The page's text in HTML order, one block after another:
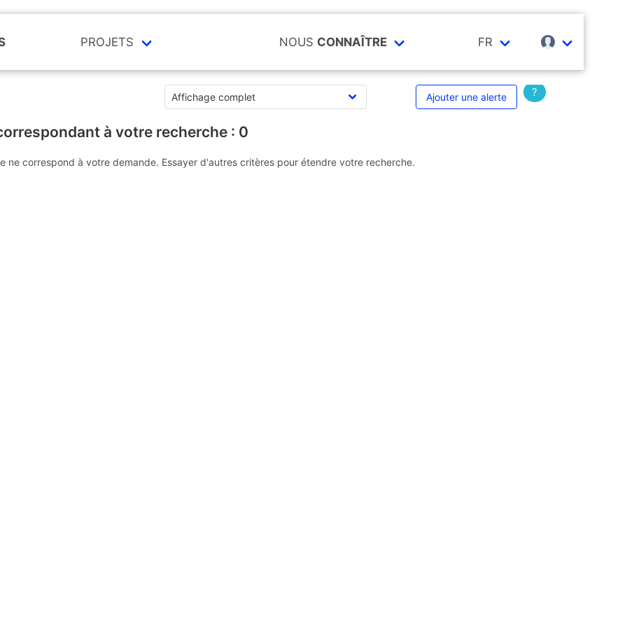
PROJETS NOUS CONNAÎTRE FR
Ajouter une alerte ?
à votre recherche : 0
ne correspond à votre demande. Essayer d'autres critères pour étendre votre recherche.